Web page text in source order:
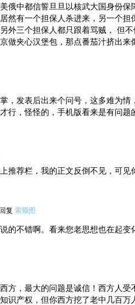
俄中都信誓旦旦以核武大国身份
然有一个担保人杀进来，另一个担
外三个担保人都只跟着骂贼， 但
做夹心汉堡包，那点番茄汁挤出来
，发表后出来个问号，这多难为情
行，怪怪的，手机版看来是有问题
推荐栏，我的正文反倒不见，可见
复 索额图
的不错啊。看来您老思想也在起变
方，最大的问题是诚信！西方人受
识产权，但你西方挖了老中几百万